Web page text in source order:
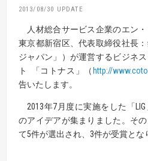
2013/08/30
人材総合サービス企業のエン・
東京都新宿区、代表取締役社長
ジャパン」）が運営するビジネ
ト 「コトナス」（ http://
告いたします。
2013年7月度に実施をした「
のアイデアが集まりました。そ
て5件が選出され、3件が受賞とな